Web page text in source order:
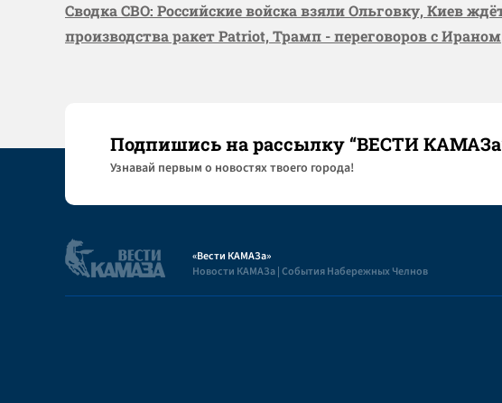
Сводка СВО: Российские войска взяли Ольговку, Киев
производства ракет Patriot, Трамп - переговоров с Ираном
Подпишись на рассылку “ВЕСТИ
Узнaвай первым о новостях твоего города!
«Вести КАМАЗа»
Новости КАМАЗа | События Набережных Челнов